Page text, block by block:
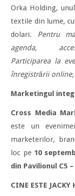
Orka Holding,
textile din lume,
dolari. Pentru
agenda,
Participarea la
înregistrării
Marketingul
Cross Media
este un
marketerilor,
loc pe 10
din Pavilionul C5
CINE ESTE JACKY